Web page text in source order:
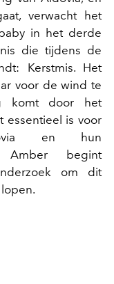
verwacht het
in het derde
die tijdens de
Kerstmis. Het
voor de wind te
komt door het
essentieel is voor
en hun
Amber begint
om dit